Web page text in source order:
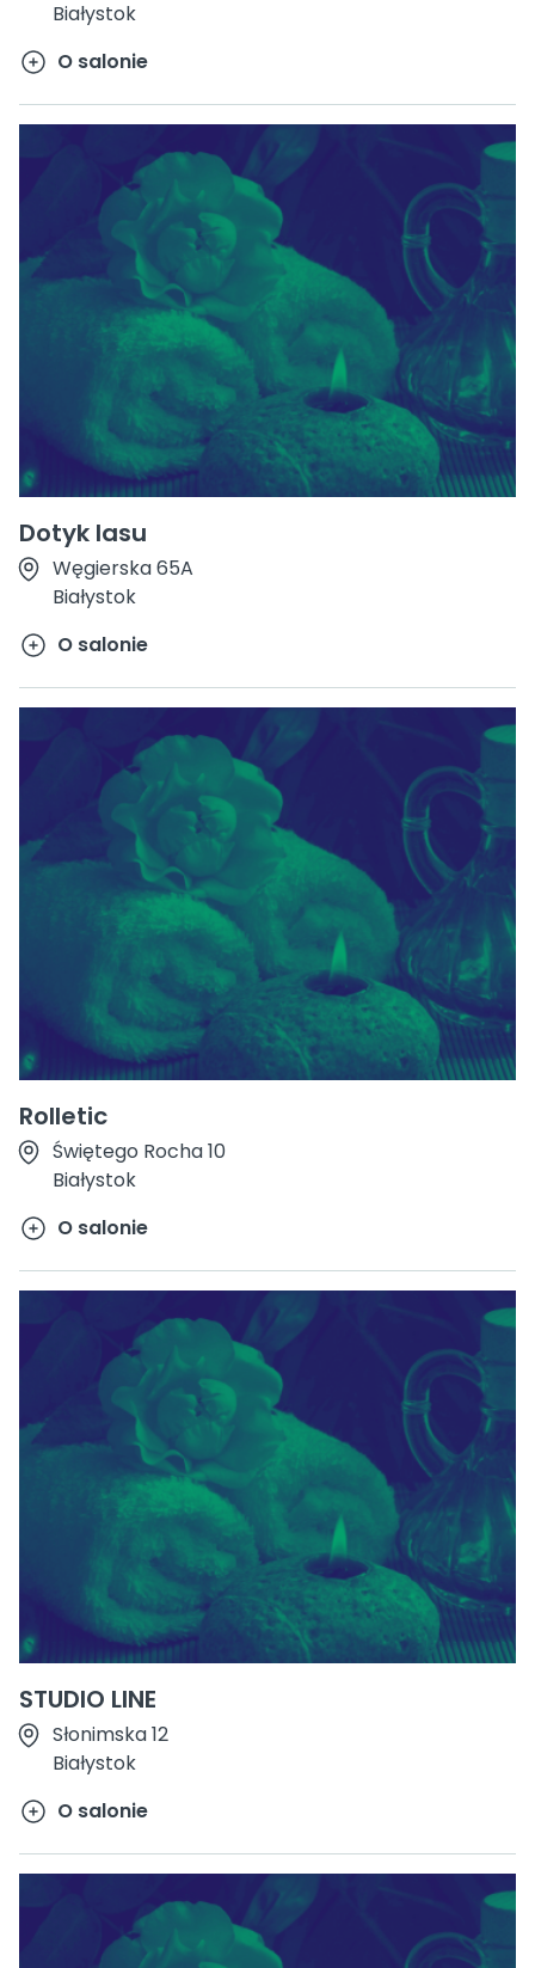
Białystok
O salonie
Dotyk lasu
Węgierska 65A
Białystok
O salonie
Rolletic
Świętego Rocha 10
Białystok
O salonie
STUDIO LINE
Słonimska 12
Białystok
O salonie